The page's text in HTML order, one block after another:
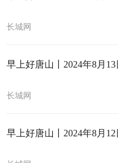
长城网
早上好唐山丨2024年8月13
长城网
早上好唐山丨2024年8月